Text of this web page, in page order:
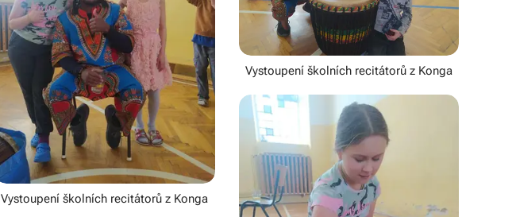
Vystoupení školních recitátorů z Konga
Vystoupení školních recitátorů z Konga